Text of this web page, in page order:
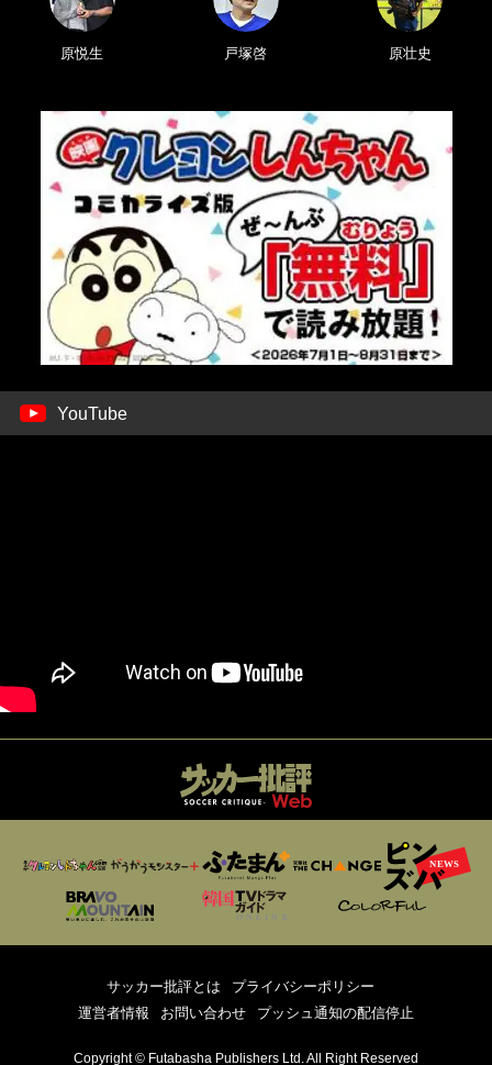
原悦生 戸塚啓 原壮史
YouTube
サッカー批評とは
プライバシーポリシー
運営者情報
お問い合わせ プッシュ通知の配信停止
Copyright © Futabasha Publishers Ltd. All Right Reserved